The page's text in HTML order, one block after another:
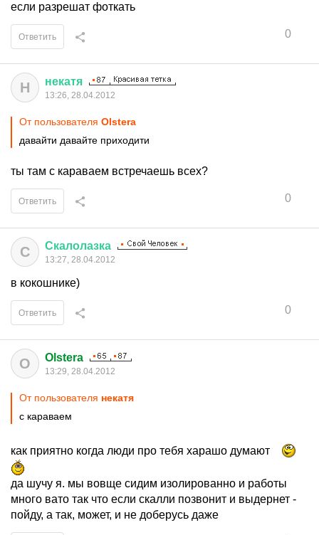
если разрешат фоткать
0
Ответить
Н некатя
13:26, 28.04.2012
От пользователя Olstera
давайти давайте приходити
ты там с караваем встречаешь всех?
0
Ответить
С Скалолазка
13:27, 28.04.2012
в кокошнике)
0
Ответить
O Olstera
13:29, 28.04.2012
От пользователя некатя
с караваем
как приятно когда люди про тебя харашо думают
да шучу я. мы вовще сидим изолированно и работы
много вато так что если скалли позвонит и выдернет -
пойду, а так, может, и не доберусь даже